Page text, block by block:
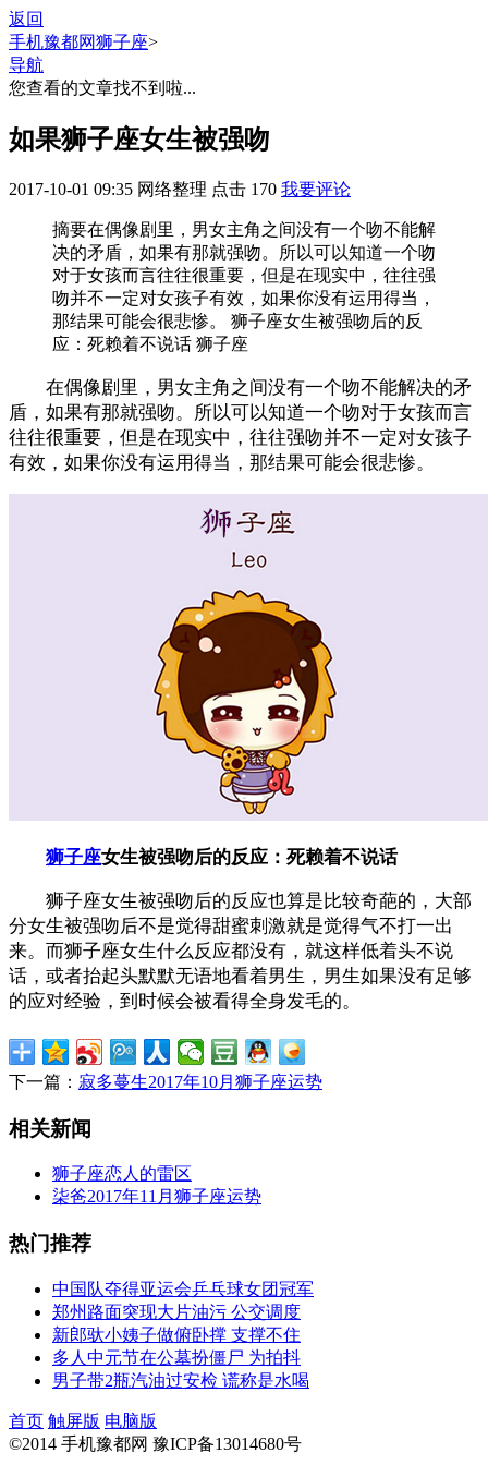
返回
手机豫都网狮子座>
导航
您查看的文章找不到啦...
如果狮子座女生被强吻
2017-10-01 09:35 网络整理 点击 170 我要评论
摘要在偶像剧里，男女主角之间没有一个吻不能解
决的矛盾，如果有那就强吻。所以可以知道一个吻
对于女孩而言往往很重要，但是在现实中，往往强
吻并不一定对女孩子有效，如果你没有运用得当，
那结果可能会很悲惨。 狮子座女生被强吻后的反
应：死赖着不说话 狮子座
在偶像剧里，男女主角之间没有一个吻不能解决的矛
盾，如果有那就强吻。所以可以知道一个吻对于女孩而言
往往很重要，但是在现实中，往往强吻并不一定对女孩子
有效，如果你没有运用得当，那结果可能会很悲惨。
狮子座女生被强吻后的反应：死赖着不说话
狮子座女生被强吻后的反应也算是比较奇葩的，大部
分女生被强吻后不是觉得甜蜜刺激就是觉得气不打一出
来。而狮子座女生什么反应都没有，就这样低着头不说
话，或者抬起头默默无语地看着男生，男生如果没有足够
的应对经验，到时候会被看得全身发毛的。
下一篇： 寂多蔓生2017年10月狮子座运势
相关新闻
狮子座恋人的雷区
柒爸2017年11月狮子座运势
热门推荐
中国队夺得亚运会乒乓球女团冠军
郑州路面突现大片油污 公交调度
新郎驮小姨子做俯卧撑 支撑不住
多人中元节在公墓扮僵尸 为拍抖
男子带2瓶汽油过安检 谎称是水喝
首页 触屏版 电脑版
©2014 手机豫都网 豫ICP备13014680号